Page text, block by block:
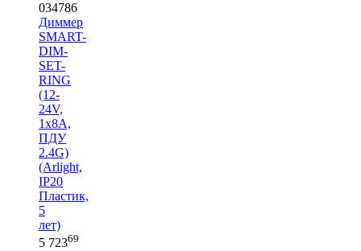
034786
Диммер
SMART-
DIM-
SET-
RING
(12-
24V,
1x8A,
ПДУ
2.4G)
(Arlight,
IP20
Пластик,
5
лет)
5 72369